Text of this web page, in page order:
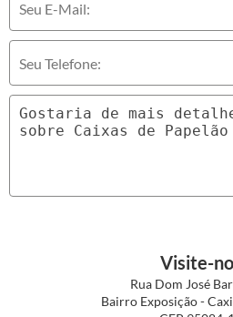
Visite-
Rua Dom José
Bairro Exposição -